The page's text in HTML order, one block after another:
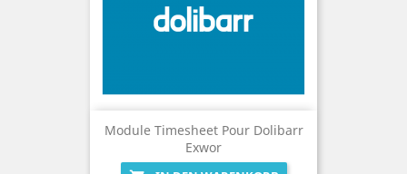
Module Timesheet Pour Dolibarr
Exwor